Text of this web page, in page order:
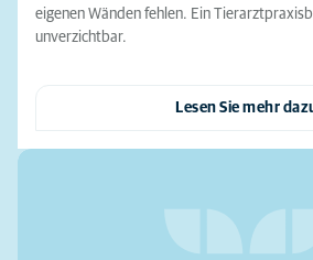
eigenen Wänden fehlen. Ein
unverzichtbar.
Lesen Sie mehr